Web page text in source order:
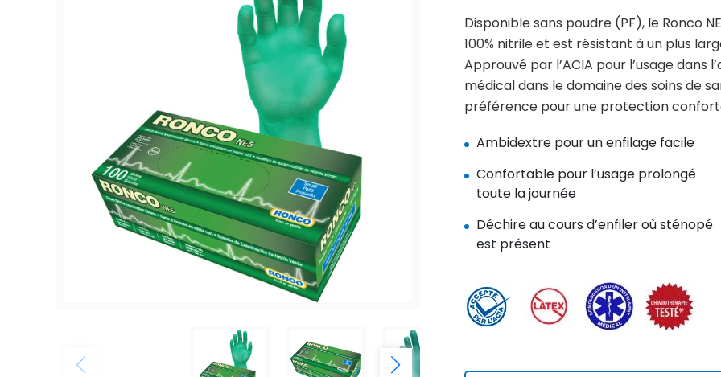
Disponible sans poudre (PF), le Ronco
100% nitrile et est résistant à un plus
Approuvé par l’ACIA pour l’usage
médical dans le domaine des soins de
préférence pour une protection
Ambidextre pour un enfilage facile
Confortable pour l’usage prolongé
toute la journée
Déchire au cours d’enfiler où sténopé
est présent